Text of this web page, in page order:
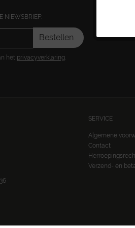
NIEWSBRIEF:
Bestellen
het privacyverklaring
SERVICE
Algemene
Contact
Verzend- en